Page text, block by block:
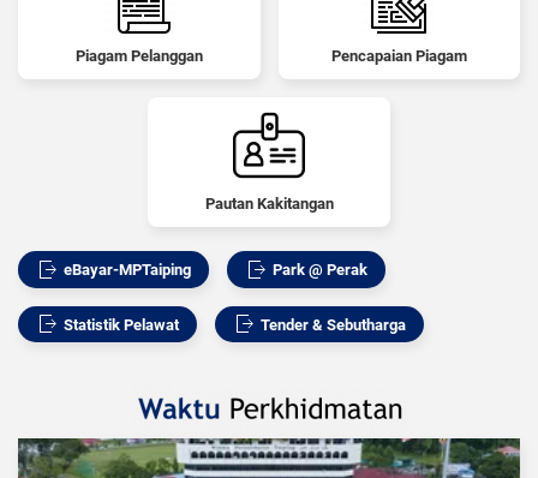
Piagam Pelanggan Pencapaian Piagam
Pautan Kakitangan
eBayar-MPTaiping Park @ Perak
Statistik Pelawat Tender & Sebutharga